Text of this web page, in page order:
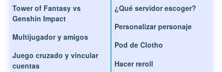
Tower of Fantasy vs
Genshin Impact
Multijugador y amigos
Juego cruzado y vincular
cuentas
¿Qué servidor escoger?
Personalizar personaje
Pod de Clotho
Hacer reroll